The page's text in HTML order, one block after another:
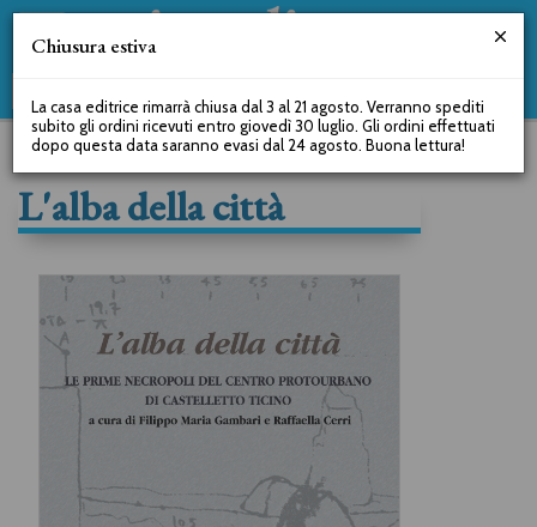
L'alba della città
Chiusura estiva
La casa editrice rimarrà chiusa dal 3 al 21 agosto. Verranno spediti
subito gli ordini ricevuti entro giovedì 30 luglio. Gli ordini effettuati
dopo questa data saranno evasi dal 24 agosto. Buona lettura!